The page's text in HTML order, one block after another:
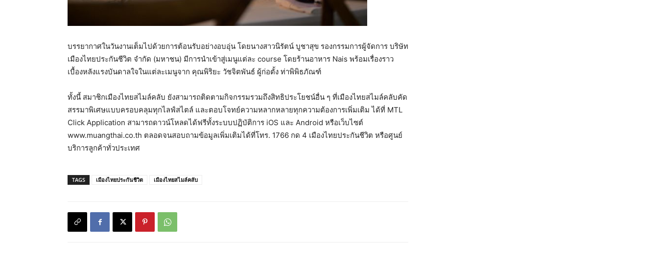
บรรยากาศในวันงานเต็มไปด้วยการต้อนรับอย่างอบอุ่น โดยนางสาวนิรัตน์ บูชาสุข รองกรรมการผู้จัดการ บริษัท
เมืองไทยประกันชีวิต จำกัด (มหาชน) มีการนำเข้าสู่เมนูแต่ละ course โดยร้านอาหาร Nais พร้อมเรื่องราว
เบื้องหลังแรงบันดาลใจในแต่ละเมนูจาก คุณพิริยะ วัชจิตพันธ์ ผู้ก่อตั้ง ท่าพิพิธภัณฑ์
ทั้งนี้ สมาชิกเมืองไทยสไมล์คลับ ยังสามารถติดตามกิจกรรมรวมถึงสิทธิประโยชน์อื่น ๆ ที่เมืองไทยสไมล์คลับคัด
สรรมาพิเศษแบบครอบคลุมทุกไลฟ์สไตล์ และตอบโจทย์ความหลากหลายทุกความต้องการเพิ่มเติม ได้ที่ MTL
Click Application สามารถดาวน์โหลดได้ฟรีทั้งระบบปฏิบัติการ iOS และ Android หรือเว็บไซต์
www.muangthai.co.th ตลอดจนสอบถามข้อมูลเพิ่มเติมได้ที่โทร. 1766 กด 4 เมืองไทยประกันชีวิต หรือศูนย์
บริการลูกค้าทั่วประเทศ
TAGS เมืองไทยประกันชีวิต เมืองไทยสไมล์คลับ